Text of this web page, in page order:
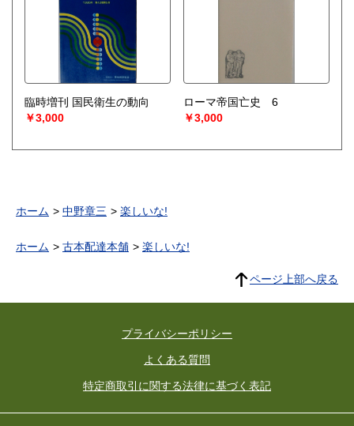
臨時増刊 国民衛生の動向
￥3,000
ローマ帝国亡史 6
￥3,000
ホーム 中野章三 楽しいな!
ホーム 古本配達本舗 楽しいな!
ページ上部へ戻る
プライバシーポリシー
よくある質問
特定商取引に関する法律に基づく表記